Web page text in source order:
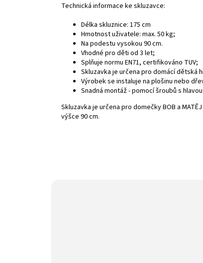
Technická informace ke skluzavce:
Délka skluznice: 175 cm
Hmotnost uživatele: max. 50 kg;
Na podestu vysokou 90 cm.
Vhodné pro děti od 3 let;
Splňuje normu EN71, certifikováno TUV;
Skluzavka je určena pro domácí dětská
Výrobek se instaluje na plošinu nebo
Snadná montáž - pomocí šroubů s
Skluzavka je určena pro domečky BOB a
výšce 90 cm.